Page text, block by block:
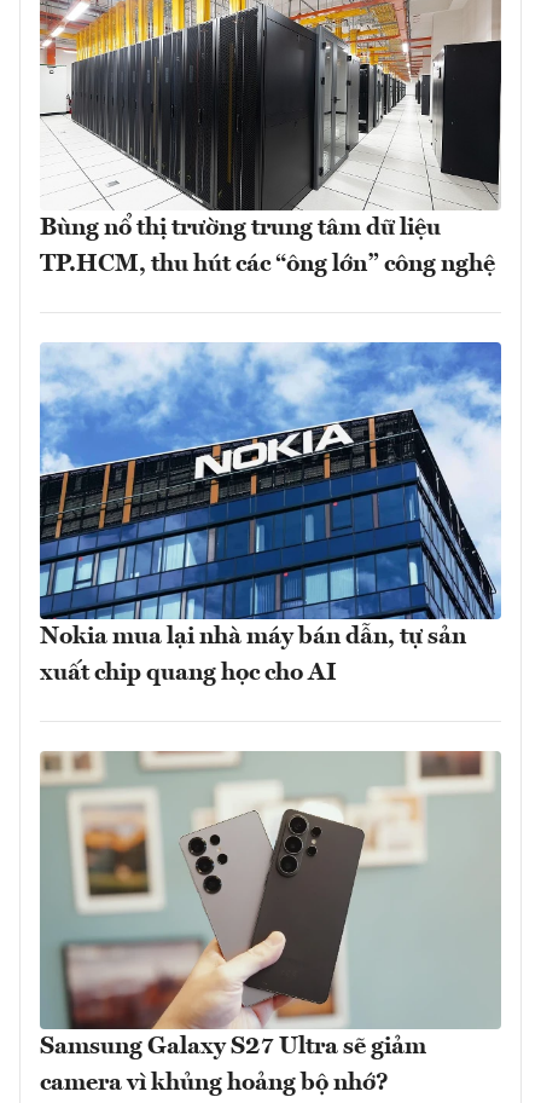
Bùng nổ thị trường trung tâm dữ liệu
TP.HCM, thu hút các “ông lớn” công nghệ
Nokia mua lại nhà máy bán dẫn, tự sản
xuất chip quang học cho AI
Samsung Galaxy S27 Ultra sẽ giảm
camera vì khủng hoảng bộ nhớ?